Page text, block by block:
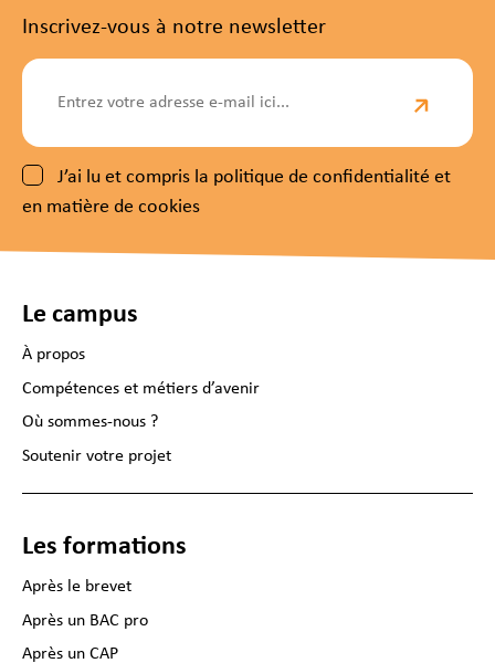
Inscrivez-vous à notre newsletter
J’ai lu et compris la politique de confidentialité et
en matière de cookies
Le campus
À propos
Compétences et métiers d’avenir
Où sommes-nous ?
Soutenir votre projet
Les formations
Après le brevet
Après un BAC pro
Après un CAP